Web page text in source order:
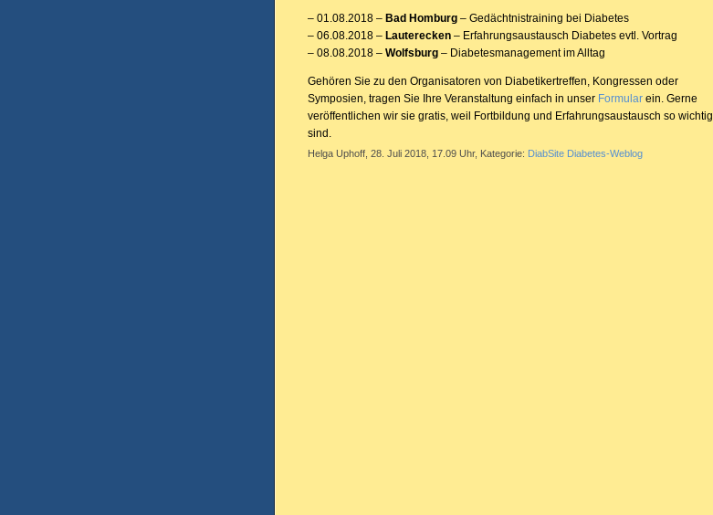
– 01.08.2018 – Bad Homburg – Gedächtnistraining bei Diabetes
– 06.08.2018 – Lauterecken – Erfahrungsaustausch Diabetes evtl. Vortrag
– 08.08.2018 – Wolfsburg – Diabetesmanagement im Alltag
Gehören Sie zu den Organisatoren von Diabetikertreffen, Kongressen oder
Symposien, tragen Sie Ihre Veranstaltung einfach in unser Formular ein. Gerne
veröffentlichen wir sie gratis, weil Fortbildung und Erfahrungsaustausch so wichtig
sind.
Helga Uphoff, 28. Juli 2018, 17.09 Uhr, Kategorie: DiabSite Diabetes-Weblog